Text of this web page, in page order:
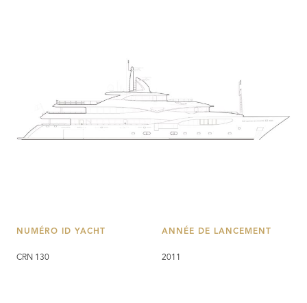
NUMÉRO ID YACHT
CRN 130
ANNÉE DE LANCEMENT
2011